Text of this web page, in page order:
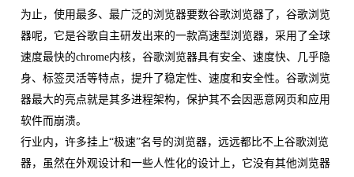
为止，使用最多、最广泛的浏览器要数谷歌浏览器了，谷歌浏览
器呢，它是谷歌自主研发出来的一款高速型浏览器，采用了全球
速度最快的chrome内核，谷歌浏览器具有安全、速度快、几乎隐
身、标签灵活等特点，提升了稳定性、速度和安全性。谷歌浏览
器最大的亮点就是其多进程架构，保护其不会因恶意网页和应用
软件而崩溃。
行业内，许多挂上“极速”名号的浏览器，远远都比不上谷歌浏览
器，虽然在外观设计和一些人性化的设计上，它没有其他浏览器